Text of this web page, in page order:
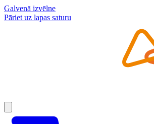
Galvenā izvēlne
Pāriet uz lapas saturu